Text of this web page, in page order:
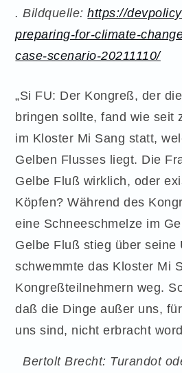
. Bildquelle:https://
preparing-for-climate-
case-scenario-20211110/
„Si FU: Der Kongreß, der
bringen sollte, fand wie seit
im Kloster Mi Sang statt,
Gelben Flusses liegt. Die
Gelbe Fluß wirklich, oder
Köpfen? Während des
eine Schneeschmelze im
Gelbe Fluß stieg über seine
schwemmte das Kloster Mi
Kongreßteilnehmern weg.
daß die Dinge außer uns,
uns sind, nicht erbracht
Bertolt Brecht: Turandot